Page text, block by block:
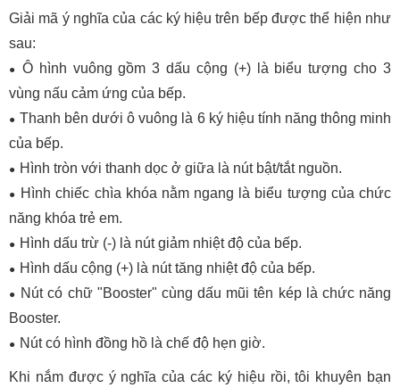
Giải mã ý nghĩa của các ký hiệu trên bếp được thể hiện như
sau:
Ô hình vuông gồm 3 dấu cộng (+) là biểu tượng cho 3
vùng nấu cảm ứng của bếp.
Thanh bên dưới ô vuông là 6 ký hiệu tính năng thông minh
của bếp.
Hình tròn với thanh dọc ở giữa là nút bật/tắt nguồn.
Hình chiếc chìa khóa nằm ngang là biểu tượng của chức
năng khóa trẻ em.
Hình dấu trừ (-) là nút giảm nhiệt độ của bếp.
Hình dấu cộng (+) là nút tăng nhiệt độ của bếp.
Nút có chữ "Booster" cùng dấu mũi tên kép là chức năng
Booster.
Nút có hình đồng hồ là chế độ hẹn giờ.
Khi nắm được ý nghĩa của các ký hiệu rồi, tôi khuyên bạn